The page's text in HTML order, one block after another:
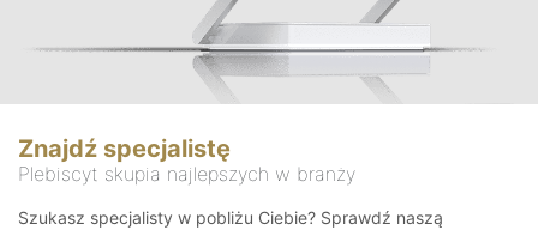
Znajdź specjalistę
Plebiscyt skupia najlepszych w branży
Szukasz specjalisty w pobliżu Ciebie? Sprawdź naszą